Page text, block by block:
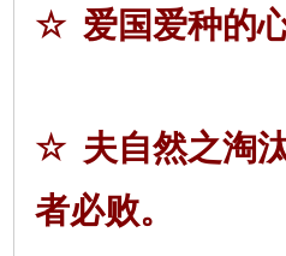
☆ 爱国爱种的
☆ 夫自然之淘
者必败。